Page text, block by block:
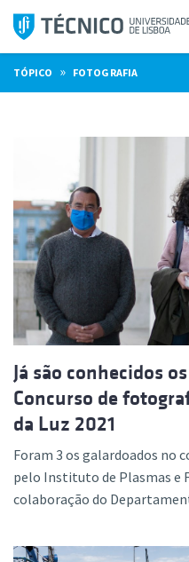
Saltar
para
o
conteúdo
TÓPICO » FOTOGRAFIA
Já são conhecidos
Concurso de
da Luz 2021
Foram 3 os galardoados no
pelo Instituto de Plasmas e
colaboração do